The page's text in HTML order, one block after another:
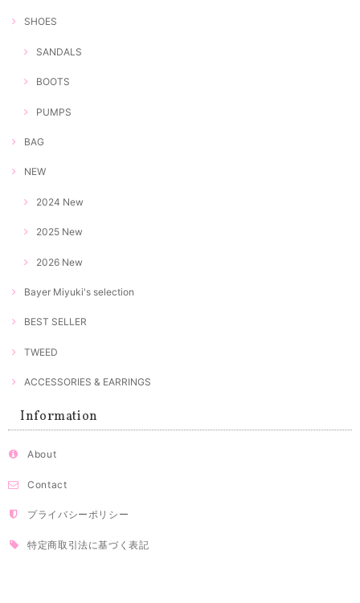
SHOES
SANDALS
BOOTS
PUMPS
BAG
NEW
2024 New
2025 New
2026 New
Bayer Miyuki's selection
BEST SELLER
TWEED
ACCESSORIES & EARRINGS
Information
About
Contact
プライバシーポリシー
特定商取引法に基づく表記